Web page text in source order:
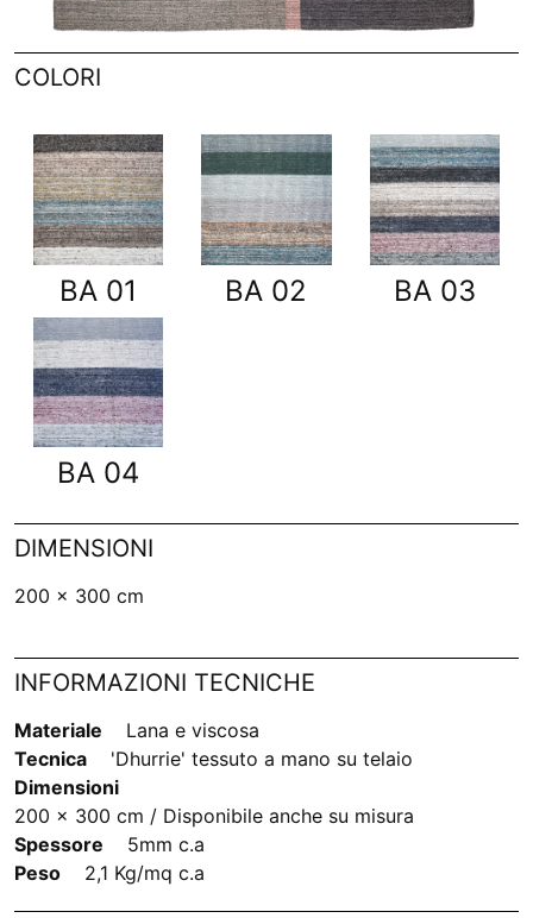
COLORI
BA 01 BA 02 BA 03
BA 04
DIMENSIONI
200 x 300 cm
INFORMAZIONI TECNICHE
Materiale
Lana e viscosa
Tecnica
'Dhurrie' tessuto a mano su telaio
Dimensioni
200 x 300 cm / Disponibile anche su misura
Spessore
5mm c.a
Peso
2,1 Kg/mq c.a